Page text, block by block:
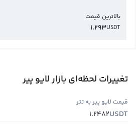
بالاترین قیمت
USDT
1.293
تغییرات لحظه‌ای بازار لایو پیر
قیمت لایو پیر به تتر
USDT
1.2482